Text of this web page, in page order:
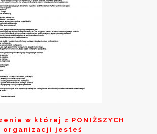
w której z PONIŻSZYCH
organizacji jesteś